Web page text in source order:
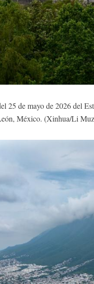
de mayo de 2026 del
México. (Xinhua/Li